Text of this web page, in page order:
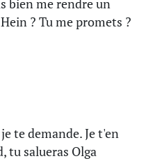
bien me rendre un
? Tu me promets ?
te demande. Je t'en
tu salueras Olga